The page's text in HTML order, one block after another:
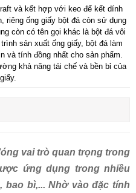
và kết hợp với keo để kết dính
riêng ống giấy bột đá còn sử dụng
còn có tên gọi khác là bột đá vôi
sản xuất ống giấy, bột đá làm
và tính đồng nhất cho sản phẩm.
khả năng tái chế và bền bỉ của
vai trò quan trọng trong
ứng dụng trong nhiều
bao bì,... Nhờ vào đặc tính